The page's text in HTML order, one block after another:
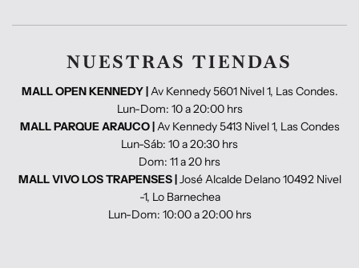
NUESTRAS TIENDAS
MALL OPEN KENNEDY |Av Kennedy 5601 Nivel 1, Las Condes.
Lun-Dom: 10 a 20:00 hrs
MALL PARQUE ARAUCO |Av Kennedy 5413 Nivel 1, Las Condes
Lun-Sáb: 10 a 20:30 hrs
Dom: 11 a 20 hrs
MALL VIVO LOS TRAPENSES |José Alcalde Delano 10492 Nivel
-1, Lo Barnechea
Lun-Dom: 10:00 a 20:00 hrs